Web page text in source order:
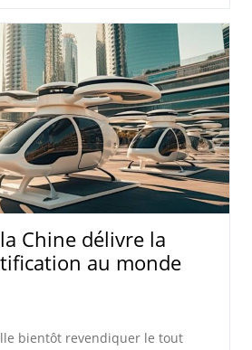
Chine délivre la
au monde
bientôt revendiquer le tout